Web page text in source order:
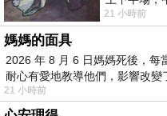
景影射西藏
21 小時前
媽媽的面具
2026 年 8 月 6 日媽媽死後，每
耐心有愛地教導他們，影響改
21 小時前